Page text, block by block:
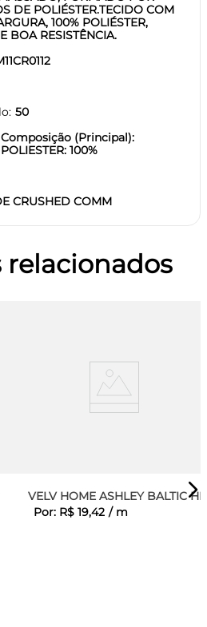
DE POLIÉSTER.TECIDO COM
100% POLIÉSTER,
BOA RESISTÊNCIA.
50
Composição (Principal):
POLIESTER: 100%
CRUSHED COMM
relacionados
VELV HOME ASHLEY BALTIC
Por: R$ 19,42 / m